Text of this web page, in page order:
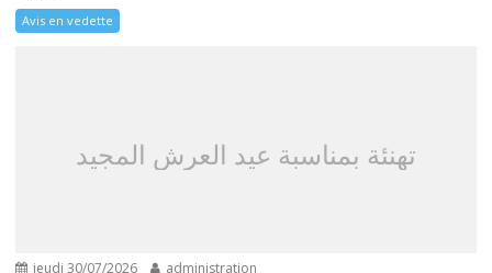
Avis en vedette
تهنئة بمناسبة عيد العرش المجيد
jeudi 30/07/2026 administration